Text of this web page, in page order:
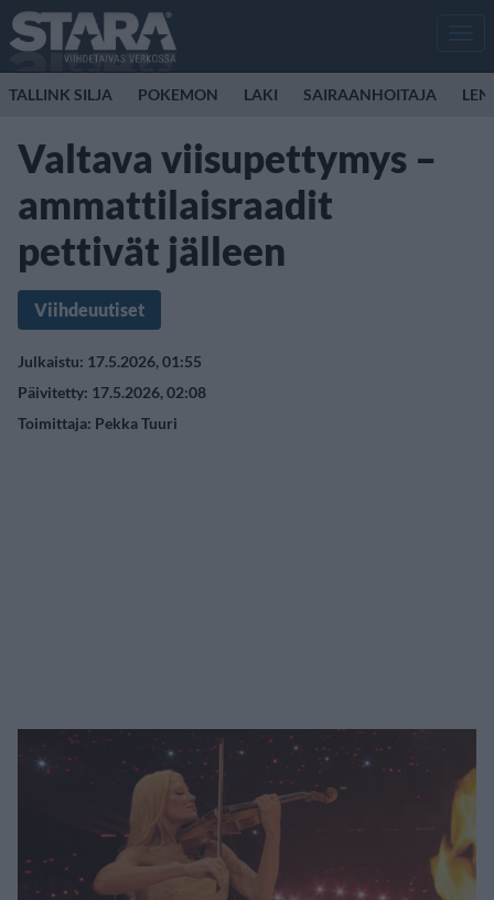
TALLINK SILJA POKEMON LAKI SAIRAANHOITAJA
Valtava viisupettymys –
ammattilaisraadit
pettivät jälleen
Viihdeuutiset
Julkaistu: 17.5.2026, 01:55
Päivitetty: 17.5.2026, 02:08
Toimittaja: Pekka Tuuri